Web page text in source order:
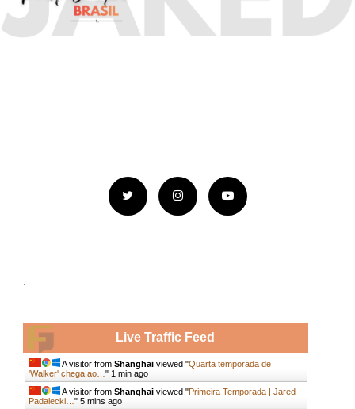
Live Traffic Feed
A visitor from Shanghaiviewed "Quarta temporada de
'Walker' chega ao… " 1 min ago
A visitor from Shanghaiviewed "Primeira Temporada | Jared
Padalecki… " 5 mins ago